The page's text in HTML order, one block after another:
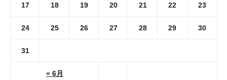
« 6月
17 18 19 20 21 22 23
24 25 26 27 28 29 30
31